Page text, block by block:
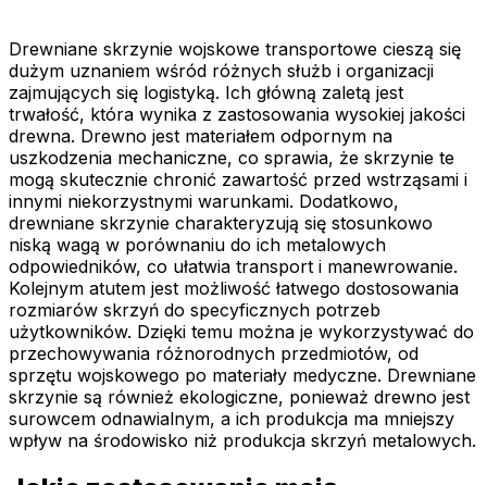
Drewniane skrzynie wojskowe transportowe cieszą się
dużym uznaniem wśród różnych służb i organizacji
zajmujących się logistyką. Ich główną zaletą jest
trwałość, która wynika z zastosowania wysokiej jakości
drewna. Drewno jest materiałem odpornym na
uszkodzenia mechaniczne, co sprawia, że skrzynie te
mogą skutecznie chronić zawartość przed wstrząsami i
innymi niekorzystnymi warunkami. Dodatkowo,
drewniane skrzynie charakteryzują się stosunkowo
niską wagą w porównaniu do ich metalowych
odpowiedników, co ułatwia transport i manewrowanie.
Kolejnym atutem jest możliwość łatwego dostosowania
rozmiarów skrzyń do specyficznych potrzeb
użytkowników. Dzięki temu można je wykorzystywać do
przechowywania różnorodnych przedmiotów, od
sprzętu wojskowego po materiały medyczne. Drewniane
skrzynie są również ekologiczne, ponieważ drewno jest
surowcem odnawialnym, a ich produkcja ma mniejszy
wpływ na środowisko niż produkcja skrzyń metalowych.